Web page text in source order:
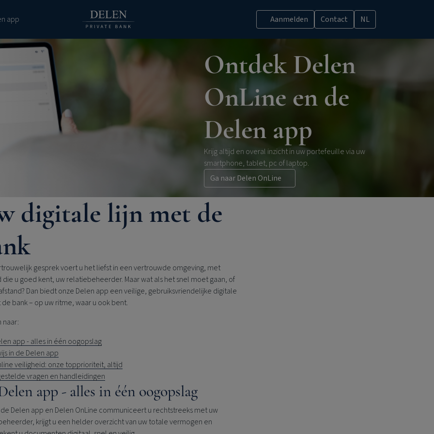
app Aanmelden Contact NL
Ontdek Delen
OnLine en de
Delen app
Krijg altijd en overal inzicht in uw portefeuille via uw
smartphone, tablet, pc of laptop.
Ga naar Delen OnLine
digitale lijn met de
gesprek voert u het liefst in een vertrouwde omgeving, met
die u goed kent, uw relatiebeheerder. Maar wat als het snel moet gaan, of
Dan biedt onze Delen app een veilige, gebruiksvriendelijke digitale
bank – op uw ritme, waar u ook bent.
naar:
app - alles in één oogopslag
in de Delen app
veiligheid: onze topprioriteit, altijd
vragen en handleidingen
app - alles in één oogopslag
de Delen app en Delen OnLine communiceert u rechtstreeks met uw
krijgt u een helder overzicht van uw totale vermogen en